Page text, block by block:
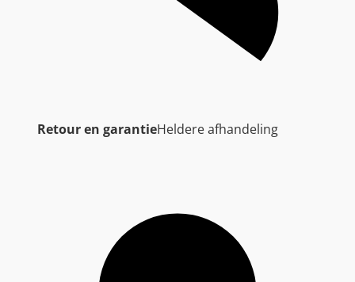
Retour en garantieHeldere afhandeling